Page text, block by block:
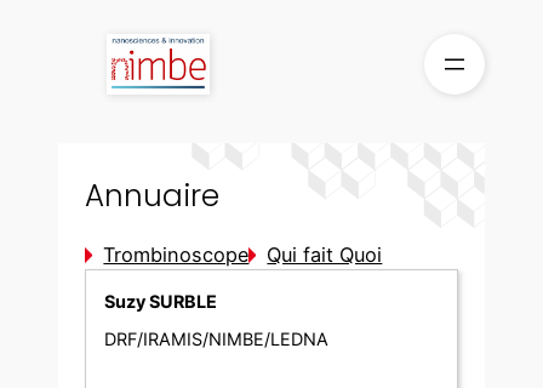
Annuaire
Trombinoscope Qui fait Quoi
Suzy SURBLE
DRF/IRAMIS/NIMBE/LEDNA